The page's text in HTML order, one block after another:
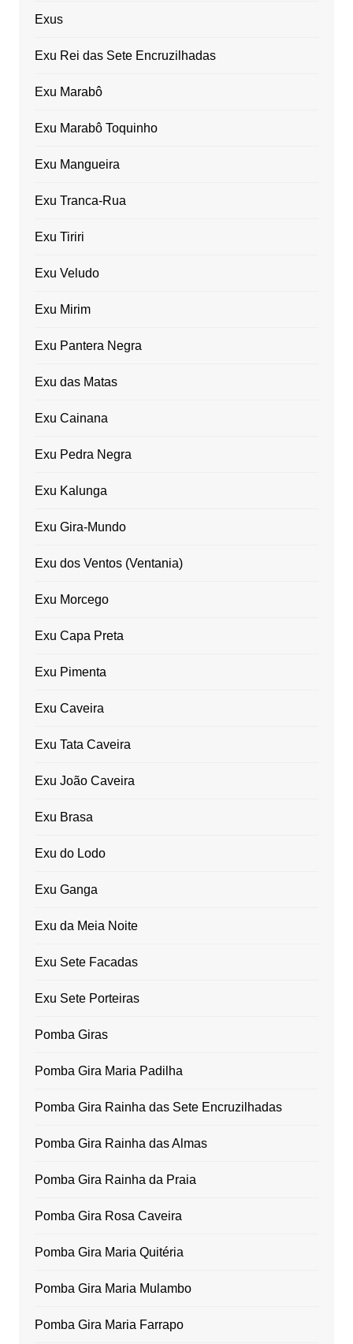
Exus
Exu Rei das Sete Encruzilhadas
Exu Marabô
Exu Marabô Toquinho
Exu Mangueira
Exu Tranca-Rua
Exu Tiriri
Exu Veludo
Exu Mirim
Exu Pantera Negra
Exu das Matas
Exu Cainana
Exu Pedra Negra
Exu Kalunga
Exu Gira-Mundo
Exu dos Ventos (Ventania)
Exu Morcego
Exu Capa Preta
Exu Pimenta
Exu Caveira
Exu Tata Caveira
Exu João Caveira
Exu Brasa
Exu do Lodo
Exu Ganga
Exu da Meia Noite
Exu Sete Facadas
Exu Sete Porteiras
Pomba Giras
Pomba Gira Maria Padilha
Pomba Gira Rainha das Sete Encruzilhadas
Pomba Gira Rainha das Almas
Pomba Gira Rainha da Praia
Pomba Gira Rosa Caveira
Pomba Gira Maria Quitéria
Pomba Gira Maria Mulambo
Pomba Gira Maria Farrapo